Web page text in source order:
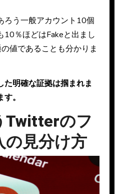
ろう一般アカウント10個
10％ほどはFakeと出まし
値であることも分かりま
た明確な証拠は掴まれま
。
Twitterのフ
の見分け方